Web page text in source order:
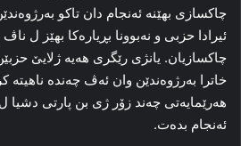
چاکسازى بهێنە ئەنجام دان تاکو
ئیرادا حزبى و نەبوونا بڕیارەکا بهێز ل ناڤ
چاکسازیان. یانژى رێگرى هەیە ژلایێ
خاترا بەرژوەندێن وان ئەڤ چەندە ناهیتە
هەرێمایەتى چەند زۆر ژى بن پارتى دشیا
ئەنجام بدەت.